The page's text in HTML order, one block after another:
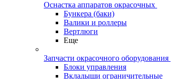
Оснастка аппаратов окрасочных
Бункера (баки)
Валики и роллеры
Вертлюги
Еще
Запчасти окрасочного оборудования
Блоки управления
Вкладыши ограничительные